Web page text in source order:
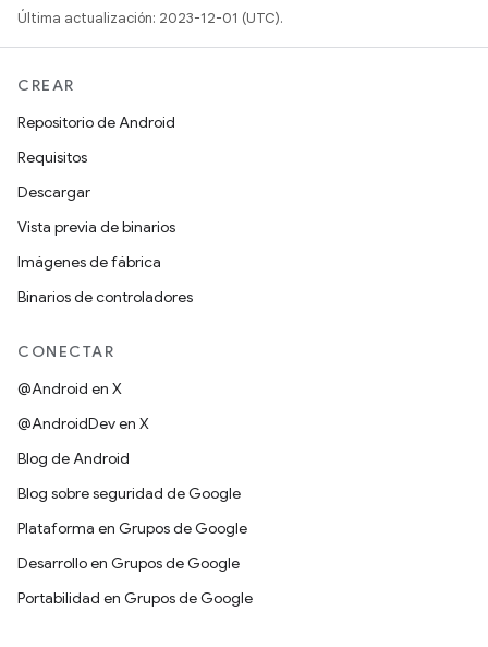
Última actualización: 2023-12-01 (UTC).
CREAR
Repositorio de Android
Requisitos
Descargar
Vista previa de binarios
Imágenes de fábrica
Binarios de controladores
CONECTAR
@Android en X
@AndroidDev en X
Blog de Android
Blog sobre seguridad de Google
Plataforma en Grupos de Google
Desarrollo en Grupos de Google
Portabilidad en Grupos de Google